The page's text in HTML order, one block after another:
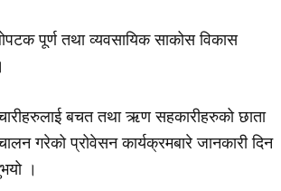
पूर्ण तथा व्यवसायिक साकोस विकास
बचत तथा ऋण सहकारीहरुको छाता
गरेको प्रोवेसन कार्यक्रमबारे जानकारी दिन
।